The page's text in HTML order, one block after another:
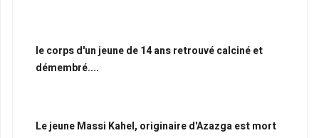
le corps d'un jeune de 14 ans retrouvé calciné et
démembré....
Le jeune Massi Kahel, originaire d'Azazga est mort